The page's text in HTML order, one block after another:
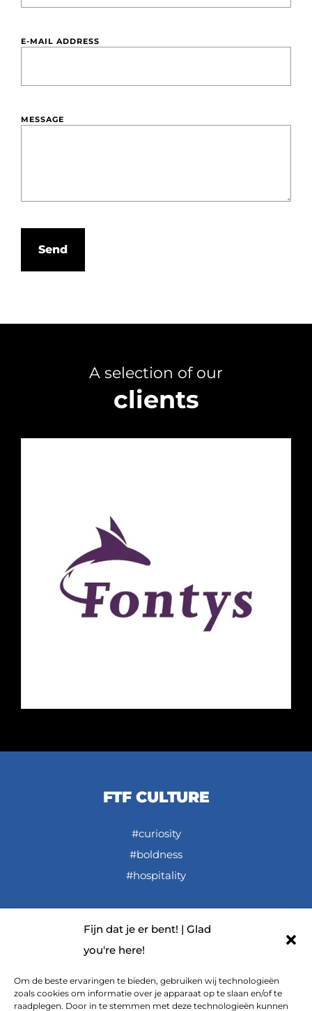
Fijn dat je er bent! | Glad
you're here!
Om de beste ervaringen te bieden, gebruiken wij technologieën
zoals cookies om informatie over je apparaat op te slaan en/of te
raadplegen. Door in te stemmen met deze technologieën kunnen
E-MAIL ADDRESS
MESSAGE
Send
A selection of our
clients
FTF CULTURE
#curiosity
#boldness
#hospitality
LINKS
FTF De Podcast (Dutch spoken)
FTF on YouTube